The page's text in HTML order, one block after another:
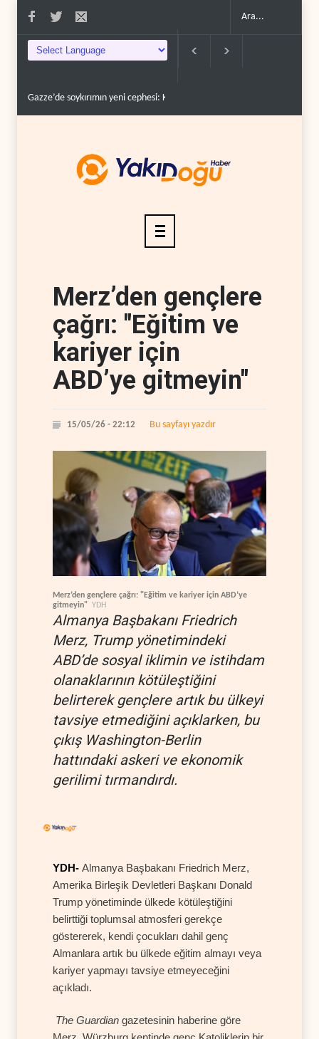
Devrim Lideri ve Pizişkiyan’dan kritik görüşme..
Merz’den gençlere
çağrı: "Eğitim ve
kariyer için
ABD’ye gitmeyin"
15/05/26 - 22:12 Bu sayfayı yazdır
Merz’den gençlere çağrı: "Eğitim ve kariyer için ABD’ye
gitmeyin" YDH
Almanya Başbakanı Friedrich
Merz, Trump yönetimindeki
ABD’de sosyal iklimin ve istihdam
olanaklarının kötüleştiğini
belirterek gençlere artık bu ülkeyi
tavsiye etmediğini açıklarken, bu
çıkış Washington-Berlin
hattındaki askeri ve ekonomik
gerilimi tırmandırdı.
YDH- Almanya Başbakanı Friedrich Merz,
Amerika Birleşik Devletleri Başkanı Donald
Trump yönetiminde ülkede kötüleştiğini
belirttiği toplumsal atmosferi gerekçe
göstererek, kendi çocukları dahil genç
Almanlara artık bu ülkede eğitim almayı veya
kariyer yapmayı tavsiye etmeyeceğini
açıkladı.
The Guardian gazetesinin haberine göre